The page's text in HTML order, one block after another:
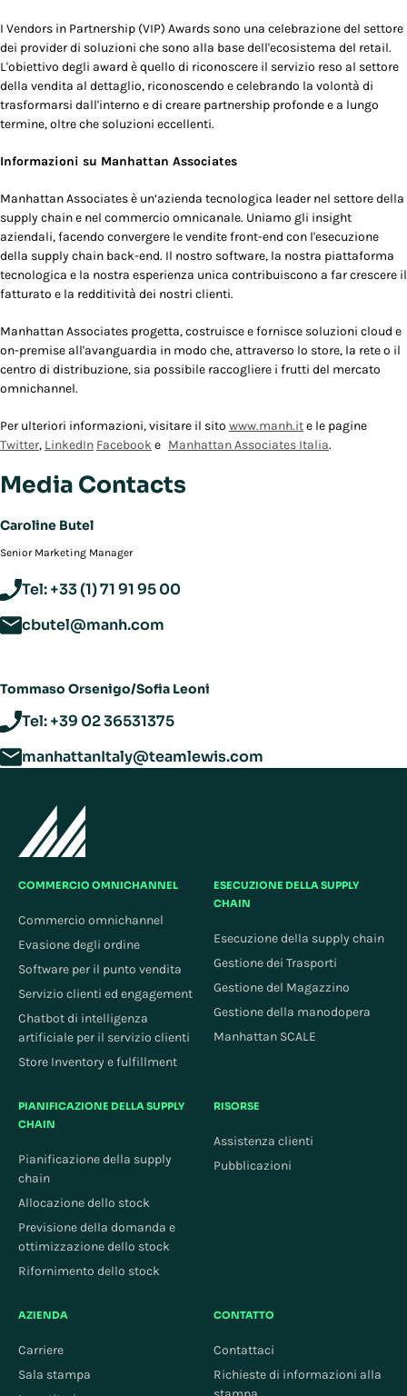
I Vendors in Partnership (VIP) Awards sono una celebrazione del settore
dei provider di soluzioni che sono alla base dell'ecosistema del retail.
L'obiettivo degli award è quello di riconoscere il servizio reso al settore
della vendita al dettaglio, riconoscendo e celebrando la volontà di
trasformarsi dall'interno e di creare partnership profonde e a lungo
termine, oltre che soluzioni eccellenti.
Informazioni su Manhattan Associates
Manhattan Associates è un’azienda tecnologica leader nel settore della
supply chain e nel commercio omnicanale. Uniamo gli insight
aziendali, facendo convergere le vendite front-end con l'esecuzione
della supply chain back-end. Il nostro software, la nostra piattaforma
tecnologica e la nostra esperienza unica contribuiscono a far crescere il
fatturato e la redditività dei nostri clienti.
Manhattan Associates progetta, costruisce e fornisce soluzioni cloud e
on-premise all'avanguardia in modo che, attraverso lo store, la rete o il
centro di distribuzione, sia possibile raccogliere i frutti del mercato
omnichannel.
Per ulteriori informazioni, visitare il sito www.manh.ite le pagine
Twitter, LinkedIn Facebook e Manhattan Associates Italia.
Media Contacts
Caroline Butel
Senior Marketing Manager
Tel: +33 (1) 71 91 95 00
cbutel@manh.com
Tommaso Orsenigo/Sofia Leoni
Tel: +39 02 36531375
manhattanItaly@teamlewis.com
COMMERCIO OMNICHANNEL
Commercio omnichannel
Evasione degli ordine
Software per il punto vendita
Servizio clienti ed engagement
Chatbot di intelligenza
artificiale per il servizio clienti
Store Inventory e fulfillment
ESECUZIONE DELLA SUPPLY
CHAIN
Esecuzione della supply chain
Gestione dei Trasporti
Gestione del Magazzino
Gestione della manodopera
Manhattan SCALE
PIANIFICAZIONE DELLA SUPPLY
CHAIN
Pianificazione della supply
chain
Allocazione dello stock
Previsione della domanda e
ottimizzazione dello stock
Rifornimento dello stock
RISORSE
Assistenza clienti
Pubblicazioni
AZIENDA
Carriere
Sala stampa
CONTATTO
Contattaci
Richieste di informazioni alla